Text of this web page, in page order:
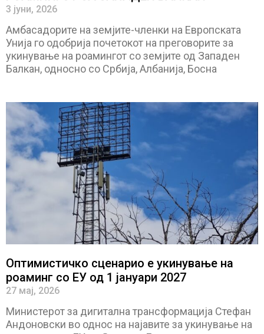
3 јуни, 2026
Амбасадорите на земјите-членки на Европската
Унија го одобрија почетокот на преговорите за
укинување на роамингот со земјите од Западен
Балкан, односно со Србија, Албанија, Босна
Оптимистичко сценарио е укинување на
роаминг со ЕУ од 1 јануари 2027
27 мај, 2026
Министерот за дигитална трансформација Стефан
Андоновски во однос на најавите за укинување на